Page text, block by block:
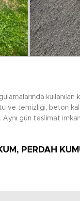
ve temizliği, beton
gün teslimat
PERDAH